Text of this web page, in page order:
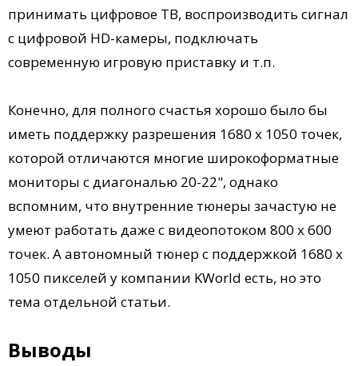
принимать цифровое ТВ, воспроизводить сигнал
с цифровой HD-камеры, подключать
современную игровую приставку и т.п.
Конечно, для полного счастья хорошо было бы
иметь поддержку разрешения 1680 x 1050 точек,
которой отличаются многие широкоформатные
мониторы с диагональю 20-22", однако
вспомним, что внутренние тюнеры зачастую не
умеют работать даже с видеопотоком 800 x 600
точек. А автономный тюнер с поддержкой 1680 x
1050 пикселей у компании KWorld есть, но это
тема отдельной статьи.
Выводы